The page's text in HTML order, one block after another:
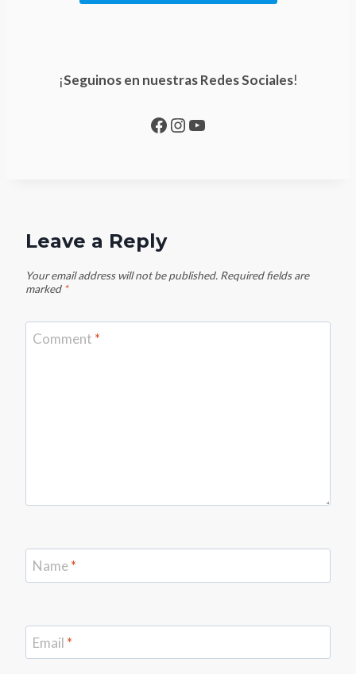
¡Seguinos en nuestras Redes Sociales!
Facebook Instagram YouTube
Leave a Reply
Your email address will not be published. Required fields are
marked *
Comment *
Name*
Email *